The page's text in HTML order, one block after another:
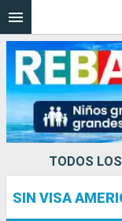
Fecha de salida
TODOS
SIN VISA